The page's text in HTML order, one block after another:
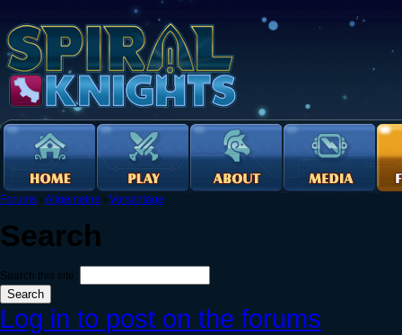
Forums › Allgemeine › Vorschläge
Search
Search this site:
Log in to post on the forums